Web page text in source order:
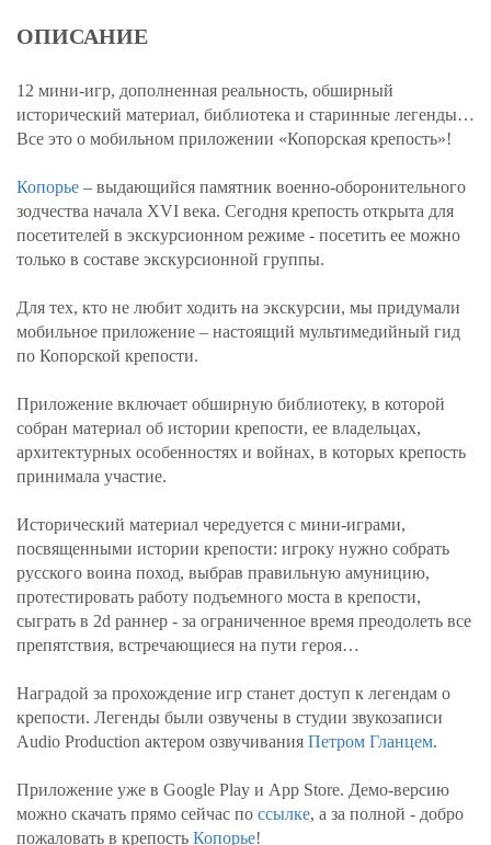
ОПИСАНИЕ
12 мини-игр, дополненная реальность, обширный
исторический материал, библиотека и старинные легенды…
Все это о мобильном приложении «Копорская крепость»!
Копорье – выдающийся памятник военно-оборонительного
зодчества начала XVI века. Сегодня крепость открыта для
посетителей в экскурсионном режиме - посетить ее можно
только в составе экскурсионной группы.
Для тех, кто не любит ходить на экскурсии, мы придумали
мобильное приложение – настоящий мультимедийный гид
по Копорской крепости.
Приложение включает обширную библиотеку, в которой
собран материал об истории крепости, ее владельцах,
архитектурных особенностях и войнах, в которых крепость
принимала участие.
Исторический материал чередуется с мини-играми,
посвященными истории крепости: игроку нужно собрать
русского воина поход, выбрав правильную амуницию,
протестировать работу подъемного моста в крепости,
сыграть в 2d раннер - за ограниченное время преодолеть все
препятствия, встречающиеся на пути героя…
Наградой за прохождение игр станет доступ к легендам о
крепости. Легенды были озвучены в студии звукозаписи
Audio Production актером озвучивания Петром Гланцем.
Приложение уже в Google Play и App Store. Демо-версию
можно скачать прямо сейчас по ссылке, а за полной - добро
пожаловать в крепость Копорье!